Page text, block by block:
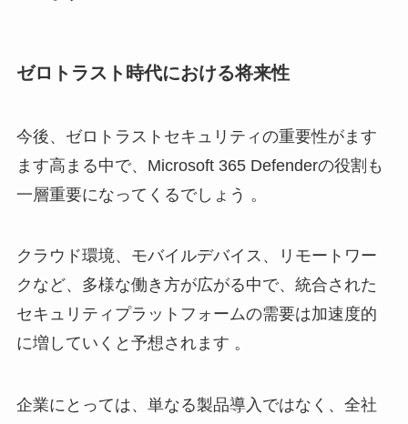
ゼロトラスト時代における将来性
今後、ゼロトラストセキュリティの重要性がます
ます高まる中で、Microsoft 365 Defenderの役割も
一層重要になってくるでしょう 。
クラウド環境、モバイルデバイス、リモートワー
クなど、多様な働き方が広がる中で、統合された
セキュリティプラットフォームの需要は加速度的
に増していくと予想されます 。
企業にとっては、単なる製品導入ではなく、全社